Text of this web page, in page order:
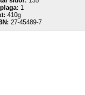
1
410g
27-45489-7